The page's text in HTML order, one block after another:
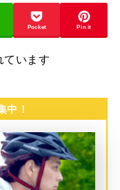
Pocket Pin it
ています
中！